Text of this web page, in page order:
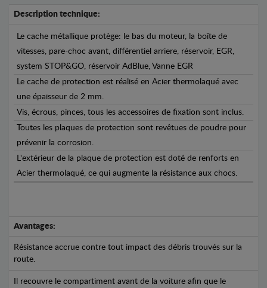
Description technique:
Le cache métallique protège: le bas du moteur, la boîte de
vitesses, pare-choc avant, différentiel arriere, réservoir, EGR,
system STOP&GO, réservoir AdBlue, Vanne EGR
Le cache de protection est réalisé en Acier thermolaqué avec
une épaisseur de 2 mm.
Vis, écrous, pinces, tous les accessoires de fixation sont inclus.
Toutes les plaques de protection sont revêtues de poudre pour
prévenir la corrosion.
L'extérieur de la plaque de protection est doté de renforts en
Acier thermolaqué, ce qui augmente la résistance aux chocs.
Avantages:
Résistance accrue contre tout impact des débris trouvés sur la
route.
Il recouvre le compartiment avant de la voiture afin que le